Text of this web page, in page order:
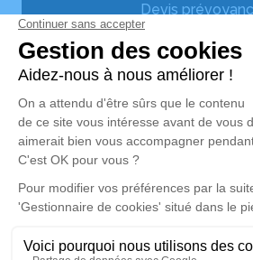
Devis
Devis marbrerie
Nos Services
Organiser des obsèques
Monuments funéraires
Services aux familles
Avis de
Nos réseaux
Politique de traitement des